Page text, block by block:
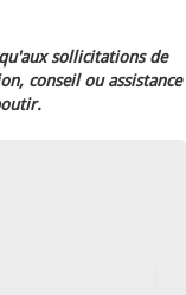
sollicitations de
conseil ou assistance